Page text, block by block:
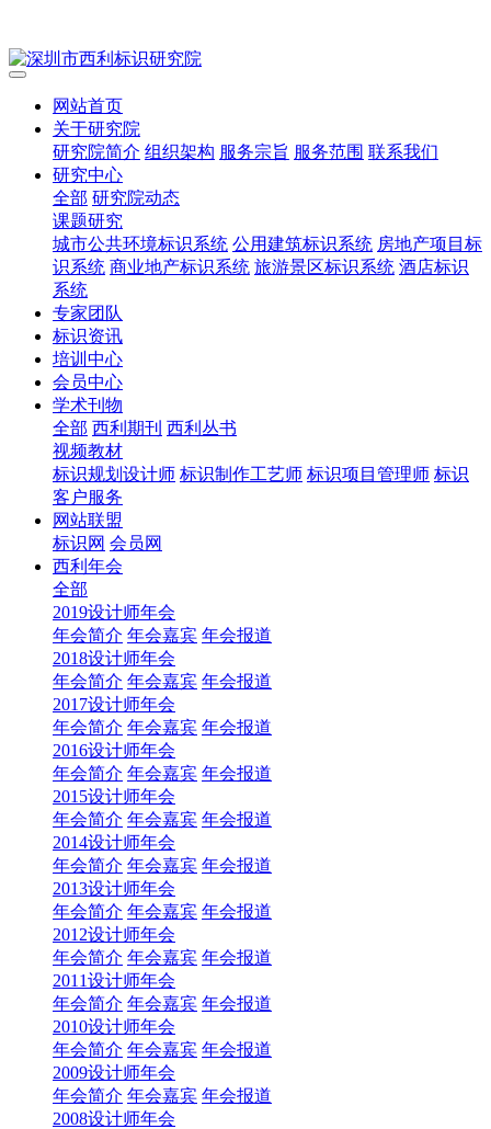
网站首页
关于研究院
研究院简介 组织架构 服务宗旨 服务范围 联系我们
研究中心
全部 研究院动态
课题研究
城市公共环境标识系统 公用建筑标识系统 房地产项目标
识系统 商业地产标识系统 旅游景区标识系统 酒店标识
系统
专家团队
标识资讯
培训中心
会员中心
学术刊物
全部 西利期刊 西利丛书
视频教材
标识规划设计师 标识制作工艺师 标识项目管理师 标识
客户服务
网站联盟
标识网 会员网
西利年会
全部
2019设计师年会
年会简介 年会嘉宾 年会报道
2018设计师年会
年会简介 年会嘉宾 年会报道
2017设计师年会
年会简介 年会嘉宾 年会报道
2016设计师年会
年会简介 年会嘉宾 年会报道
2015设计师年会
年会简介 年会嘉宾 年会报道
2014设计师年会
年会简介 年会嘉宾 年会报道
2013设计师年会
年会简介 年会嘉宾 年会报道
2012设计师年会
年会简介 年会嘉宾 年会报道
2011设计师年会
年会简介 年会嘉宾 年会报道
2010设计师年会
年会简介 年会嘉宾 年会报道
2009设计师年会
年会简介 年会嘉宾 年会报道
2008设计师年会